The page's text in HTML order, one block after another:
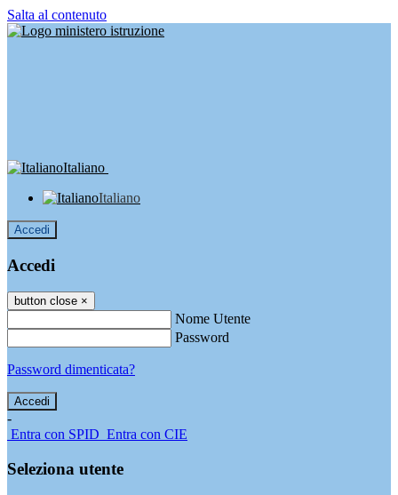
Salta al contenuto
Italiano
Italiano
Accedi
Accedi
button close ×
Nome Utente
Password
Password dimenticata?
-
Entra con SPID Entra con CIE
Seleziona utente